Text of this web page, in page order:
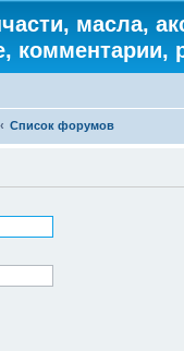
масла,
комментарии,
Список форумов